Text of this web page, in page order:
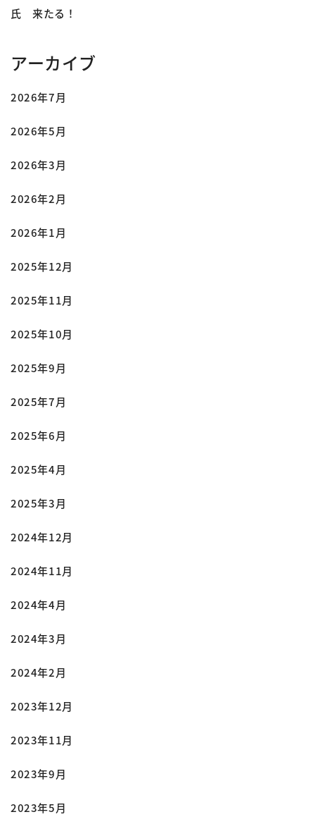
氏 来たる！
アーカイブ
2026年7月
2026年5月
2026年3月
2026年2月
2026年1月
2025年12月
2025年11月
2025年10月
2025年9月
2025年7月
2025年6月
2025年4月
2025年3月
2024年12月
2024年11月
2024年4月
2024年3月
2024年2月
2023年12月
2023年11月
2023年9月
2023年5月